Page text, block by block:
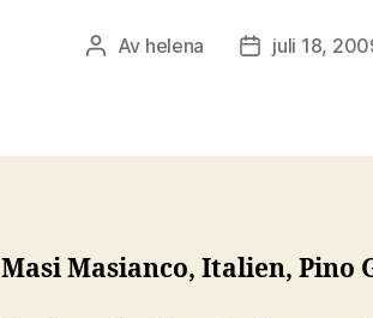
Inläggsförfattare
Av helena Inläggsdatum
juli 18,
Masi Masianco, Italien, Pino